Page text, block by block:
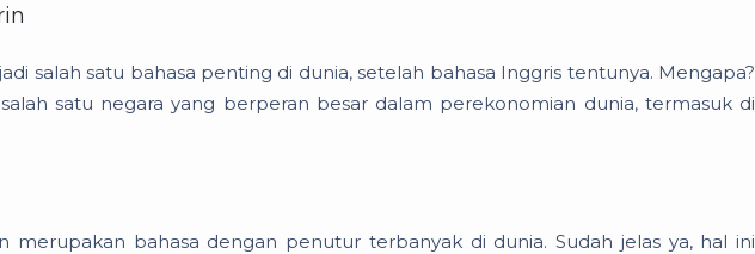
salah satu bahasa penting di dunia, setelah bahasa Inggris tentunya. Mengapa?
satu negara yang berperan besar dalam perekonomian dunia, termasuk di
merupakan bahasa dengan penutur terbanyak di dunia. Sudah jelas ya, hal ini